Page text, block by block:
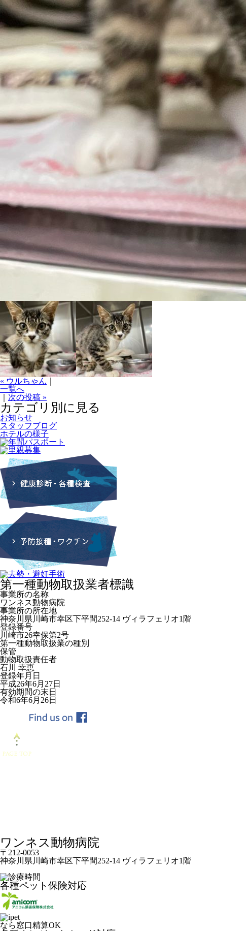
« ウルちゃん
一覧へ
次の投稿 »
カテゴリ別に見る
お知らせ
スタッフブログ
ホテルの様子
第一種動物取扱業者標識
事業所の名称
ワンネス動物病院
事業所の所在地
神奈川県川崎市幸区下平間252-14 ヴィラフェリオ1階
登録番号
川崎市26幸保第2号
第一種動物取扱業の種別
保管
動物取扱責任者
石川 幸恵
登録年月日
平成26年6月27日
有効期間の末日
令和6年6月26日
ワンネス動物病院
〒212-0053
神奈川県川崎市幸区下平間252-14 ヴィラフェリオ1階
各種ペット保険対応
なら窓口精算OK